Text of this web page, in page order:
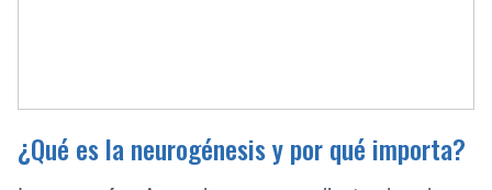
¿Qué es la neurogénesis y por qué importa?